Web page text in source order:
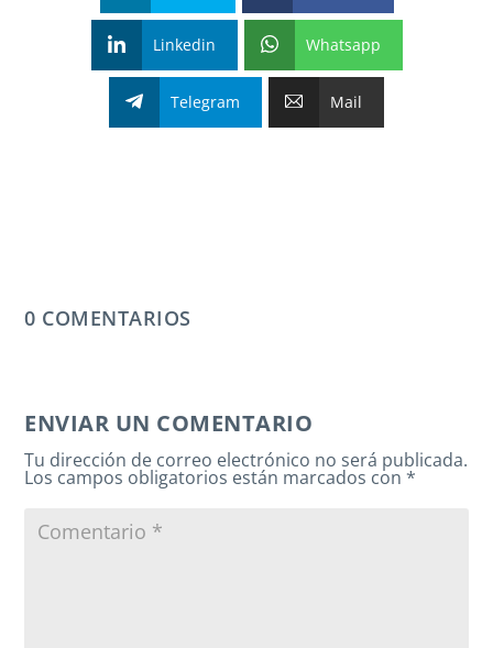
Linkedin Whatsapp
Telegram Mail
0 COMENTARIOS
ENVIAR UN COMENTARIO
Tu dirección de correo electrónico no será publicada.
Los campos obligatorios están marcados con*